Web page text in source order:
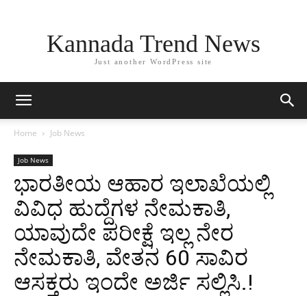
Kannada Trend News
Just another WordPress site
Home Job News
Job News
ಭಾರತೀಯ ಆಹಾರ ಇಲಾಖೆಯಲ್ಲಿ
ವಿವಿಧ ಹುದ್ದೆಗಳ ನೇಮಕಾತಿ,
ಯಾವುದೇ ಪರೀಕ್ಷೆ ಇಲ್ಲ ನೇರ
ನೇಮಕಾತಿ, ವೇತನ 60 ಸಾವಿರ
ಆಸಕ್ತರು ಇಂದೇ ಅರ್ಜಿ ಸಲ್ಲಿಸಿ.!